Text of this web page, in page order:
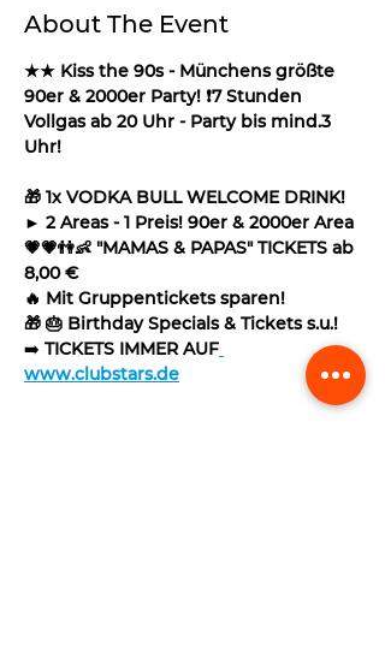
About The Event
★★ Kiss the 90s - Münchens größte
90er & 2000er Party! ❗️7 Stunden
Vollgas ab 20 Uhr - Party bis mind.3
Uhr!
🎁 1x VODKA BULL WELCOME DRINK!
► 2 Areas - 1 Preis! 90er & 2000er Area
💗💗👫👶 "MAMAS & PAPAS" TICKETS ab
8,00 €
🔥 Mit Gruppentickets sparen!
🎁 🎂 Birthday Specials & Tickets s.u.!
➡️ TICKETS IMMER AUF
www.clubstars.de